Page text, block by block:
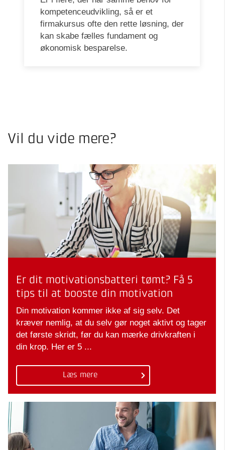
kompetenceudvikling, så er et
firmakursus ofte den rette løsning, der
kan skabe fælles fundament og
økonomisk besparelse.
Vil du vide mere?
Er dit motivationsbatteri tømt? Få 5
tips til at booste din motivation
Din motivation kommer ikke af sig selv. Det
kræver nemlig, at du selv gør noget aktivt og tager
det første skridt, før du kan mærke drivkraften i
din krop. Her er 5 ...
Læs mere